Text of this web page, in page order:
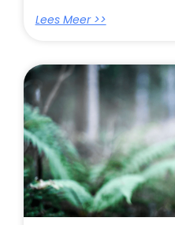
Lees Meer >>